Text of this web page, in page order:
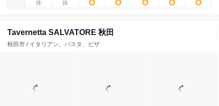
Tavernetta SALVATORE 秋田
秋田市 / イタリアン、パスタ、ピザ